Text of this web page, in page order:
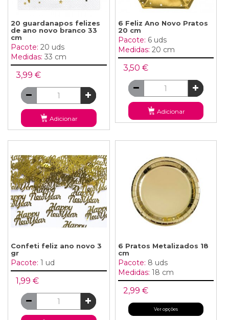
20 guardanapos felizes
de ano novo branco 33
cm
Pacote: 20 uds
Medidas: 33 cm
3,99 €
Adicionar
6 Feliz Ano Novo Pratos
20 cm
Pacote: 6 uds
Medidas: 20 cm
3,50 €
Adicionar
Confeti feliz ano novo 3
gr
Pacote: 1 ud
1,99 €
6 Pratos Metalizados 18
cm
Pacote: 8 uds
Medidas: 18 cm
2,99 €
Ver opções